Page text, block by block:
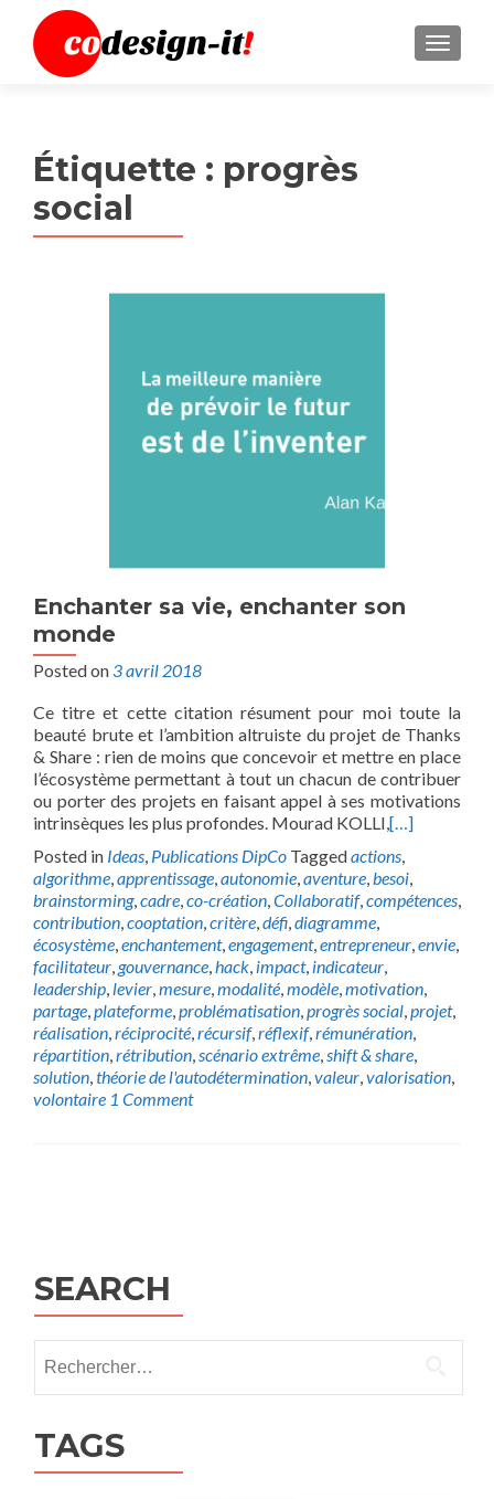
MENU
Étiquette : progrès
social
Enchanter sa vie, enchanter son
monde
Posted on 3 avril 2018
Ce titre et cette citation résument pour moi toute la
beauté brute et l’ambition altruiste du projet de Thanks
& Share : rien de moins que concevoir et mettre en place
l’écosystème permettant à tout un chacun de contribuer
ou porter des projets en faisant appel à ses motivations
intrinsèques les plus profondes. Mourad KOLLI,[…]
Posted in Ideas, Publications DipCo Taggedactions,
algorithme,apprentissage,autonomie,aventure,besoi,
brainstorming,cadre,co-création,Collaboratif,compétences,
contribution,cooptation,critère,défi,diagramme,
écosystème,enchantement,engagement,entrepreneur,envie,
facilitateur,gouvernance,hack, impact, indicateur,
leadership, levier,mesure,modalité,modèle,motivation,
partage,plateforme,problématisation,progrès social,projet,
réalisation,réciprocité,récursif,réflexif,rémunération,
répartition,rétribution,scénario extrême,shift & share,
solution,théorie de l'autodétermination,valeur,valorisation,
volontaire 1 Comment
SEARCH
TAGS